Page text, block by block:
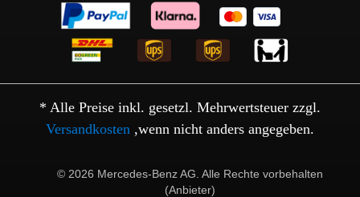
* Alle Preise inkl. gesetzl. Mehrwertsteuer zzgl.
Versandkosten ,wenn nicht anders angegeben.
© 2026 Mercedes-Benz AG. Alle Rechte vorbehalten
(Anbieter)